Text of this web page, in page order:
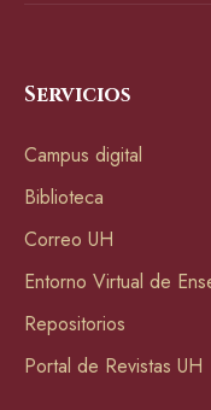
Servicios
Campus digital
Biblioteca
Correo UH
Entorno Virtual de
Repositorios
Portal de Revistas UH